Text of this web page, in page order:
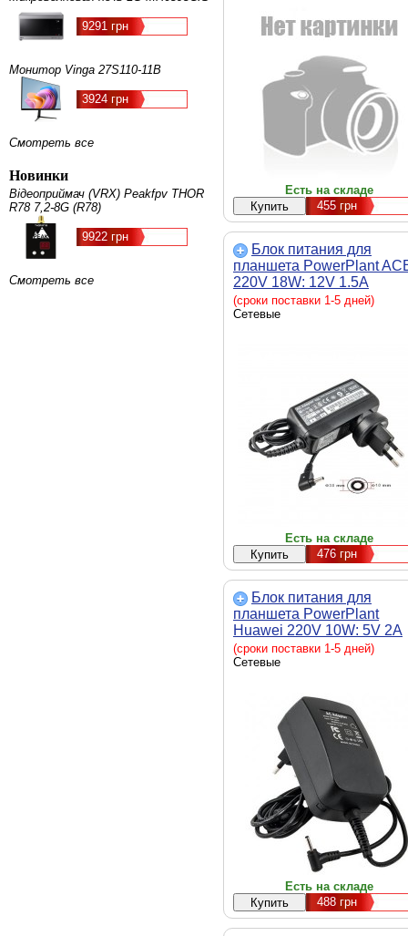
9291 грн
Монитор Vinga 27S110-11B
3924 грн
Смотреть все
Новинки
Відеоприймач (VRX) Peakfpv THOR
R78 7,2-8G (R78)
9922 грн
Смотреть все
Есть на складе
455грн
Блок питания для
планшета PowerPlant
220V 18W: 12V 1.5A
(3.0*1.0) (AC18A3010)
(сроки поставки 1-5 дней)
Сетевые
Есть на складе
476грн
Блок питания для
планшета PowerPlant
Huawei 220V 10W: 5V 2A
(2.5*0.7mm) (HU10M2507)
(сроки поставки 1-5 дней)
Сетевые
Есть на складе
488грн